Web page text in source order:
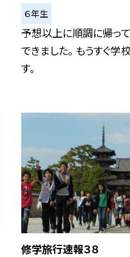
６年生
予想以上に順調に帰っ
できました。 もうすぐ学
す。
修学旅行速報３８